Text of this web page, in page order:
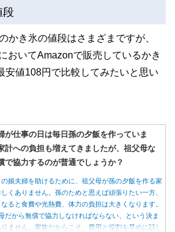
段
かき氷の値段はさまざまですが、
おいてAmazonで販売しているかき
安値108円で比較してみたいと思い
が仕事の日は毎日孫の夕飯を作っていま
計への負担も増えてきましたが、祖父母な
で協力するのが普通でしょうか？
の娘夫婦を助けるために、祖父母が孫の夕飯を作る家
しくありません。孫のためと思えば頑張りたい一方、
ると食費や光熱費、体力の負担は大きくなります。
だから無償で協力しなければならない、という決ま
りません。家族だからこそ、費用と役割を早めに話し